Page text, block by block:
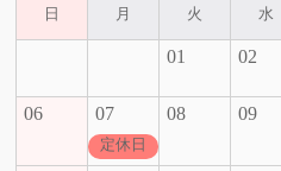
日 月 火 水
01 02
06 07
定休日
08 09